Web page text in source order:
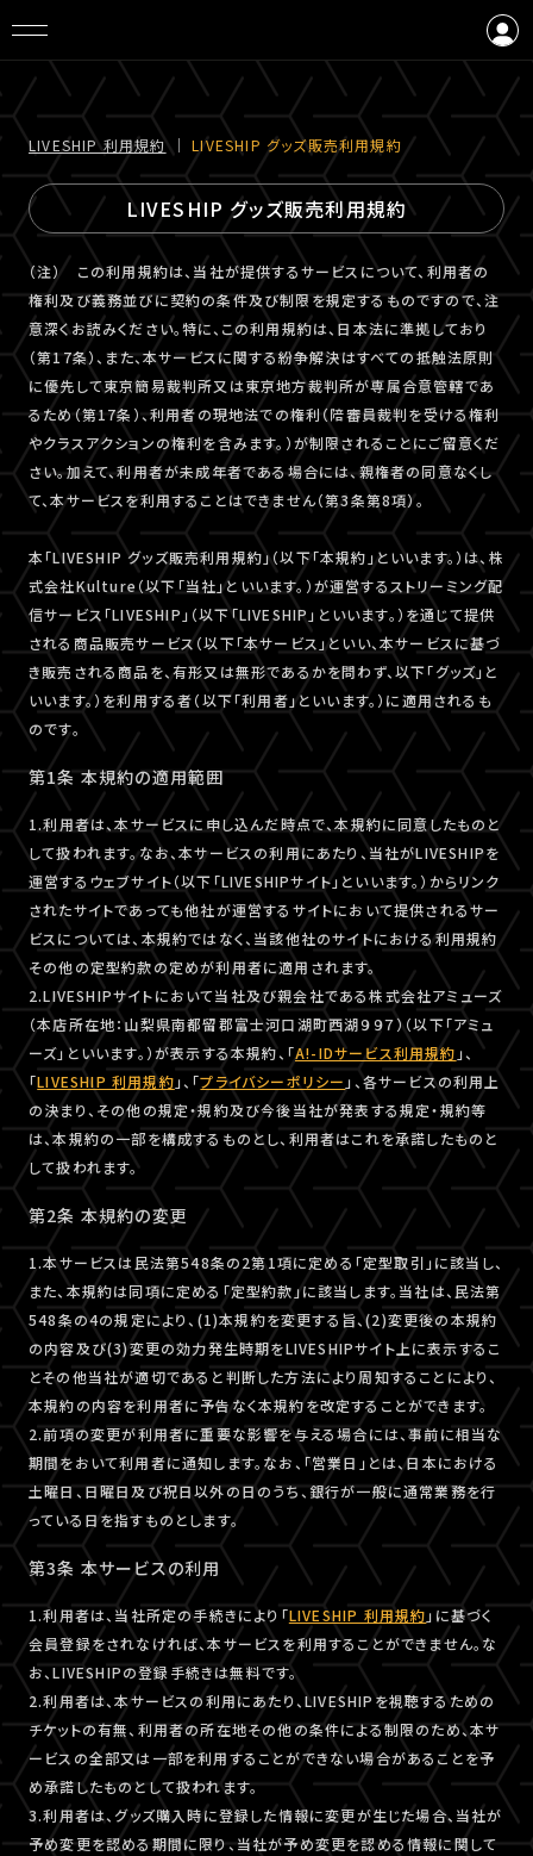
会員登録
LIVESHIP 利⽤規約｜LIVESHIP グッズ販売利⽤規約
LIVESHIP グッズ販売利⽤規約
（注） この利用規約は、当社が提供するサービスについて、利用者の
権利及び義務並びに契約の条件及び制限を規定するものですので、注
意深くお読みください。特に、この利用規約は、日本法に準拠しており
（第17条）、また、本サービスに関する紛争解決はすべての抵触法原則
に優先して東京簡易裁判所又は東京地方裁判所が専属合意管轄であ
るため（第17条）、利用者の現地法での権利（陪審員裁判を受ける権利
やクラスアクションの権利を含みます。）が制限されることにご留意くだ
さい。加えて、利用者が未成年者である場合には、親権者の同意なくし
て、本サービスを利用することはできません（第3条第8項）。
本「LIVESHIP グッズ販売利用規約」（以下「本規約」といいます。）は、株
式会社Kulture（以下「当社」といいます。）が運営するストリーミング配
信サービス「LIVESHIP」（以下「LIVESHIP」といいます。）を通じて提供
される商品販売サービス（以下「本サービス」といい、本サービスに基づ
き販売される商品を、有形又は無形であるかを問わず、以下「グッズ」と
いいます。）を利用する者（以下「利用者」といいます。）に適用されるも
のです。
第1条 本規約の適用範囲
1.利用者は、本サービスに申し込んだ時点で、本規約に同意したものと
して扱われます。なお、本サービスの利用にあたり、当社がLIVESHIPを
運営するウェブサイト（以下「LIVESHIPサイト」といいます。）からリンク
されたサイトであっても他社が運営するサイトにおいて提供されるサー
ビスについては、本規約ではなく、当該他社のサイトにおける利用規約
その他の定型約款の定めが利用者に適用されます。
2.LIVESHIPサイトにおいて当社及び親会社である株式会社アミューズ
（本店所在地：山梨県南都留郡富士河口湖町西湖９９７）（以下「アミュ
ーズ」といいます。）が表示する本規約、「A!-IDサービス利用規約 」、
「LIVESHIP 利用規約 」、「プライバシーポリシー 」、各サービスの利用上
の決まり、その他の規定・規約及び今後当社が発表する規定・規約等
は、本規約の一部を構成するものとし、利用者はこれを承諾したものと
して扱われます。
第2条 本規約の変更
1.本サービスは民法第548条の2第1項に定める「定型取引」に該当し、
また、本規約は同項に定める「定型約款」に該当します。当社は、民法第
548条の4の規定により、(1)本規約を変更する旨、(2)変更後の本規約
の内容及び(3)変更の効力発生時期をLIVESHIPサイト上に表示するこ
とその他当社が適切であると判断した方法により周知することにより、
本規約の内容を利用者に予告なく本規約を改定することができます。
2.前項の変更が利用者に重要な影響を与える場合には、事前に相当な
期間をおいて利用者に通知します。なお、「営業日」とは、日本における
土曜日、日曜日及び祝日以外の日のうち、銀行が一般に通常業務を行
っている日を指すものとします。
第3条 本サービスの利用
1.利用者は、当社所定の手続きにより「LIVESHIP 利用規約 」に基づく
会員登録をされなければ、本サービスを利用することができません。な
お、LIVESHIPの登録手続きは無料です。
2.利用者は、本サービスの利用にあたり、LIVESHIPを視聴するための
チケットの有無、利用者の所在地その他の条件による制限のため、本サ
ービスの全部又は一部を利用することができない場合があることを予
め承諾したものとして扱われます。
3.利用者は、グッズ購入時に登録した情報に変更が生じた場合、当社が
予め変更を認める期間に限り、当社が予め変更を認める情報に関して